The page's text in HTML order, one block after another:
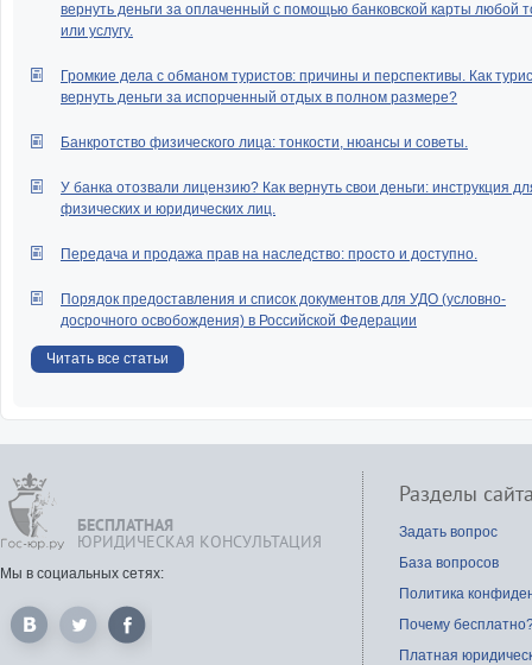
вернуть деньги за оплаченный с помощью банковской карты любой
или услугу.
Громкие дела с обманом туристов: причины и перспективы. Как
вернуть деньги за испорченный отдых в полном размере?
Банкротство физического лица: тонкости, нюансы и советы.
У банка отозвали лицензию? Как вернуть свои деньги: инструкция
физических и юридических лиц.
Передача и продажа прав на наследство: просто и доступно.
Порядок предоставления и список документов для УДО (условно-
досрочного освобождения) в Российской Федерации
Читать все статьи
БЕСПЛАТНАЯ
ЮРИДИЧЕСКАЯ КОНСУЛЬТАЦИЯ
Мы в социальных сетях:
Разделы
Задать вопрос
База вопросов
Политика
Почему
Платная